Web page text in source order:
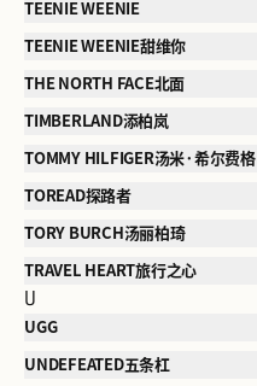
TEENIE WEENIE
TEENIE WEENIE甜维你
THE NORTH FACE北面
TIMBERLAND添柏岚
TOMMY HILFIGER汤米·希尔费格
TOREAD探路者
TORY BURCH汤丽柏琦
TRAVEL HEART旅行之心
U
UGG
UNDEFEATED五条杠